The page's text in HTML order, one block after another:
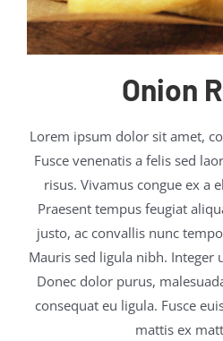
Onion
Lorem ipsum dolor sit amet,
Fusce venenatis a felis sed
risus. Vivamus congue ex a
Praesent tempus feugiat
justo, ac convallis nunc
Mauris sed ligula nibh. Integer
Donec dolor purus,
consequat eu ligula. Fusce
mattis ex